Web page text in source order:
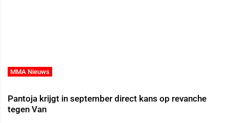
MMA Nieuws
Pantoja krijgt in september direct kans op revanche
tegen Van